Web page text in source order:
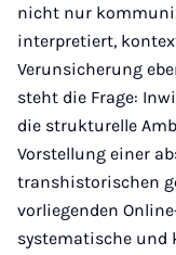
nicht nur
interpretiert,
Verunsicherung
steht die Frage:
die strukturelle
Vorstellung einer
transhistorischen
vorliegenden
systematische